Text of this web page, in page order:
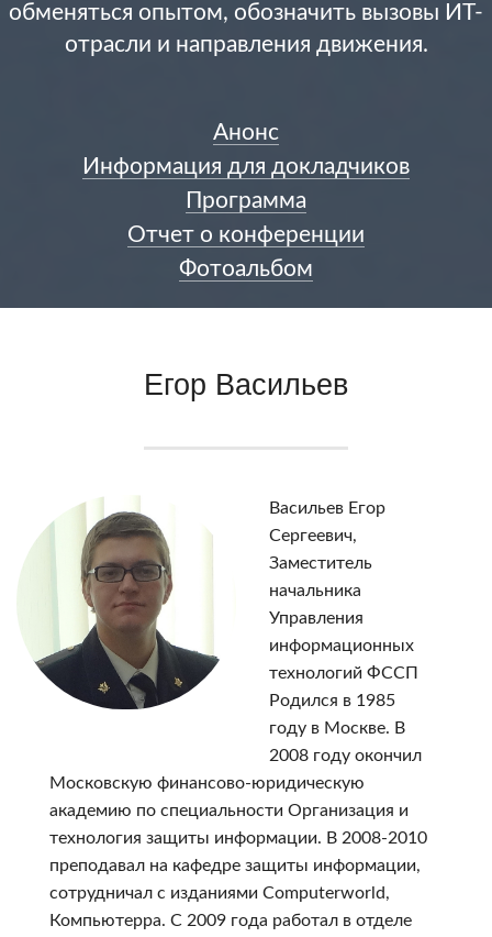
обменяться опытом, обозначить вызовы ИТ-
отрасли и направления движения.
Анонс
Информация для докладчиков
Программа
Отчет о конференции
Фотоальбом
Егор Васильев
Васильев Егор
Сергеевич,
Заместитель
начальника
Управления
информационных
технологий ФССП
Родился в 1985
году в Москве. В
2008 году окончил
Московскую финансово-юридическую
академию по специальности Организация и
технология защиты информации. В 2008-2010
преподавал на кафедре защиты информации,
сотрудничал с изданиями Computerworld,
Компьютерра. С 2009 года работал в отделе